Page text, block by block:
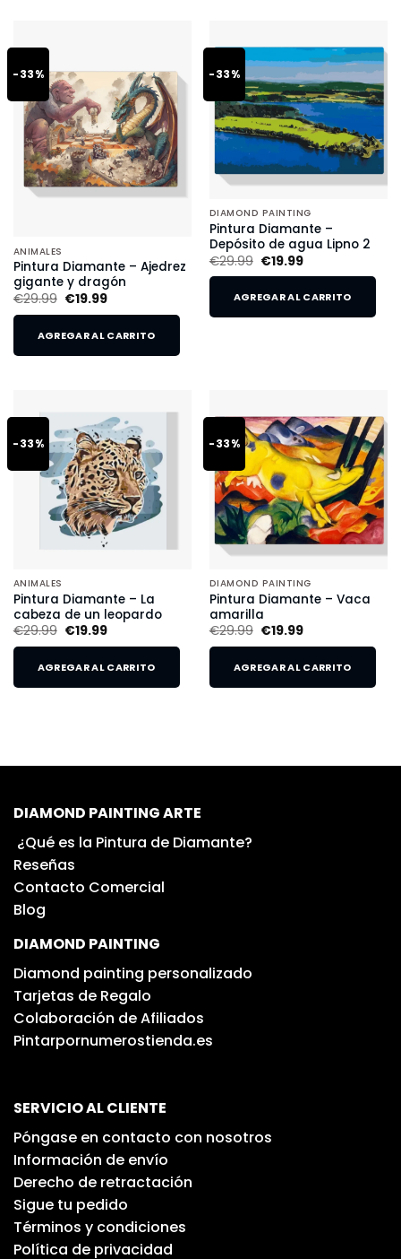
-33%
ANIMALES
Pintura Diamante – Ajedrez
gigante y dragón
€29.99 €19.99
AGREGAR AL CARRITO
-33%
DIAMOND PAINTING
Pintura Diamante –
Depósito de agua Lipno 2
€29.99 €19.99
AGREGAR AL CARRITO
-33%
ANIMALES
Pintura Diamante – La
cabeza de un leopardo
€29.99 €19.99
AGREGAR AL CARRITO
-33%
DIAMOND PAINTING
Pintura Diamante – Vaca
amarilla
€29.99 €19.99
AGREGAR AL CARRITO
DIAMOND PAINTING ARTE
¿Qué es la Pintura de Diamante?
Reseñas
Contacto Comercial
Blog
DIAMOND PAINTING
Diamond painting personalizado
Tarjetas de Regalo
Colaboración de Afiliados
Pintarpornumerostienda.es
SERVICIO AL CLIENTE
Póngase en contacto con nosotros
Información de envío
Derecho de retractación
Sigue tu pedido
Términos y condiciones
Política de privacidad